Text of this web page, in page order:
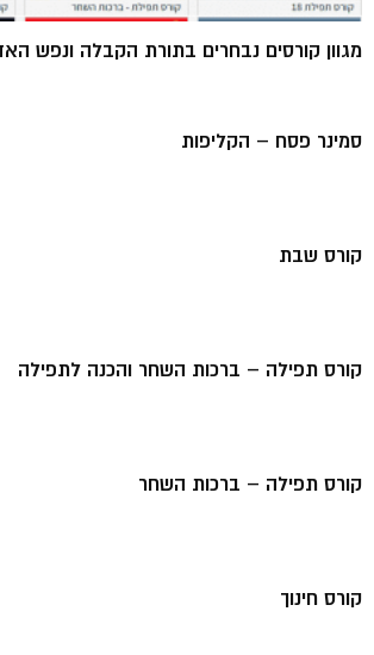
מגוון קורסים נבחרים בתורת הקבלה ונפש
סמינר פסח – הקליפות
קורס שבת
קורס תפילה – ברכות השחר והכנה לתפילה
קורס תפילה – ברכות השחר
קורס חינוך